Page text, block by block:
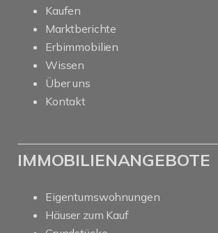
Kaufen
Marktberichte
Erbimmobilien
Wissen
Über uns
Kontakt
IMMOBILIENANGEBOTE
Eigentumswohnungen
Häuser zum Kauf